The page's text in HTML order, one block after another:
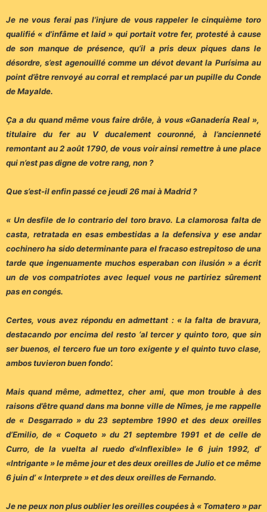
Je ne vous ferai pas l’injure de vous rappeler le cinquième toro
qualifié « d’infâme et laid » qui portait votre fer, protesté à cause
de son manque de présence, qu’il a pris deux piques dans le
désordre, s’est agenouillé comme un dévot devant la Purísima au
point d’être renvoyé au corral et remplacé par un pupille du Conde
de Mayalde.
Ça a du quand même vous faire drôle, à vous «Ganadería Real »,
titulaire du fer au V ducalement couronné, à l’ancienneté
remontant au 2 août 1790, de vous voir ainsi remettre à une place
qui n’est pas digne de votre rang, non ?
Que s’est-il enfin passé ce jeudi 26 mai à Madrid ?
« Un desfile de lo contrario del toro bravo. La clamorosa falta de
casta, retratada en esas embestidas a la defensiva y ese andar
cochinero ha sido determinante para el fracaso estrepitoso de una
tarde que ingenuamente muchos esperaban con ilusión » a écrit
un de vos compatriotes avec lequel vous ne partiriez sûrement
pas en congés.
Certes, vous avez répondu en admettant : « la falta de bravura,
destacando por encima del resto ‘al tercer y quinto toro, que sin
ser buenos, el tercero fue un toro exigente y el quinto tuvo clase,
ambos tuvieron buen fondo’.
Mais quand même, admettez, cher ami, que mon trouble à des
raisons d’être quand dans ma bonne ville de Nîmes, je me rappelle
de « Desgarrado » du 23 septembre 1990 et des deux oreilles
d’Emilio, de « Coqueto » du 21 septembre 1991 et de celle de
Curro, de la vuelta al ruedo d’«Inflexible» le 6 juin 1992, d’
«Intrigante » le même jour et des deux oreilles de Julio et ce même
6 juin d’ « Interprete » et des deux oreilles de Fernando.
Je ne peux non plus oublier les oreilles coupées à « Tomatero » par